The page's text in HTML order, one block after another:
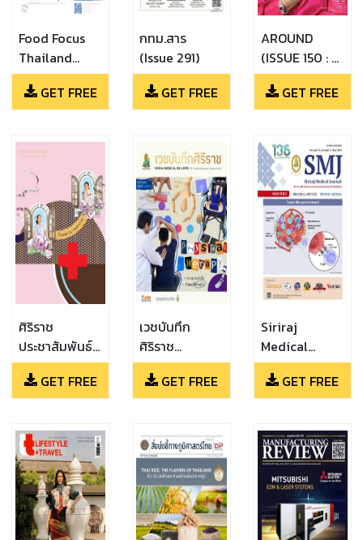
Food Focus
Thailand
magazine
(Food Focus
Thailand
June 2024)
GET FREE
กทม.สาร
(Issue 291)
GET FREE
AROUND
(ISSUE 150 : A
YEAR OF
EMPOWERING
ANNTONIA
GET FREE
ศิริราช
ประชาสัมพันธ์
(พฤษภาคม
2567)GET FREE
เวชบันทึก
ศิริราช
(เมษายน -
มิถุนายน 2567)
GET FREE
Siriraj
Medical
Journal (May
2024)GET FREE